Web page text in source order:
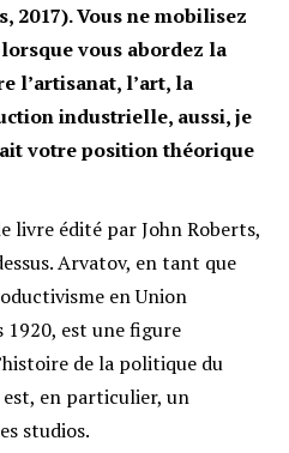
2017). Vous ne mobilisez
vous abordez la
l’artisanat, l’art, la
industrielle, aussi, je
votre position théorique
livre édité par John Roberts,
Arvatov, en tant que
en Union
1920, est une figure
de la politique du
en particulier, un
studios.